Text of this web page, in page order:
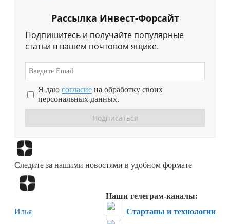
Рассылка Инвест-Форсайт
Подпишитесь и получайте популярные
статьи в вашем почтовом ящике.
Я даю согласие на обработку своих
персональных данных.
Следите за нашими новостями в удобном формате
Наши телеграм-каналы:
Стартапы и технологии
Илья